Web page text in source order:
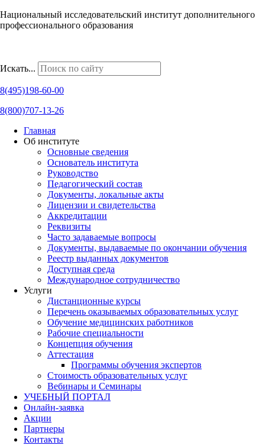
Национальный исследовательский институт дополнительного
профессионального образования
Искать...
8(495)198-60-00
8(800)707-13-26
Главная
Об институте
Основные сведения
Основатель института
Руководство
Педагогический состав
Документы, локальные акты
Лицензии и свидетельства
Аккредитации
Реквизиты
Часто задаваемые вопросы
Документы, выдаваемые по окончании обучения
Реестр выданных документов
Доступная среда
Международное сотрудничество
Услуги
Дистанционные курсы
Перечень оказываемых образовательных услуг
Обучение медицинских работников
Рабочие специальности
Концепция обучения
Аттестация
Программы обучения экспертов
Стоимость образовательных услуг
Вебинары и Семинары
УЧЕБНЫЙ ПОРТАЛ
Онлайн-заявка
Акции
Партнеры
Контакты